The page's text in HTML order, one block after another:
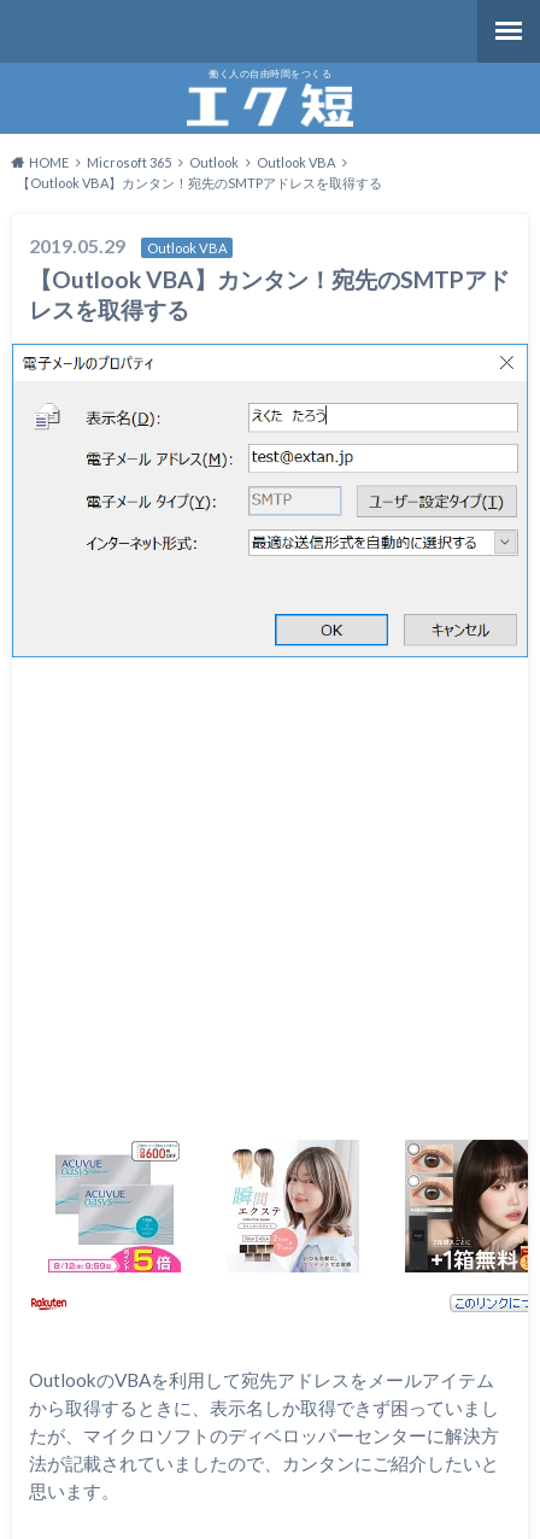
働く人の自由時間をつくる
HOME Microsoft 365 Outlook
Outlook VBA
【Outlook VBA】カンタン！宛先のSMTPアドレスを取得する
2019.05.29 Outlook VBA
【Outlook VBA】カンタン！宛先のSMTPアド
レスを取得する
OutlookのVBAを利用して宛先アドレスをメールアイテム
から取得するときに、表示名しか取得できず困っていまし
たが、マイクロソフトのディベロッパーセンターに解決方
法が記載されていましたので、カンタンにご紹介したいと
思います。